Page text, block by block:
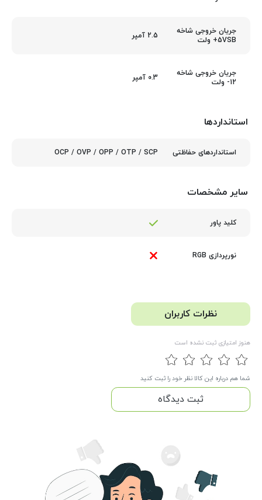
جریان خروجی شاخه
5VSB+ ولت
2.5 آمپر
جریان خروجی شاخه
12- ولت
0.3 آمپر
استانداردها
استانداردهای حفاظتی OCP / OVP / OPP / OTP / SCP
سایر مشخصات
کلید پاور
نورپردازی RGB
نظرات کاربران
هنوز امتیازی ثبت نشده است
شما هم درباره این کالا نظر خود را ثبت کنید
ثبت دیدگاه